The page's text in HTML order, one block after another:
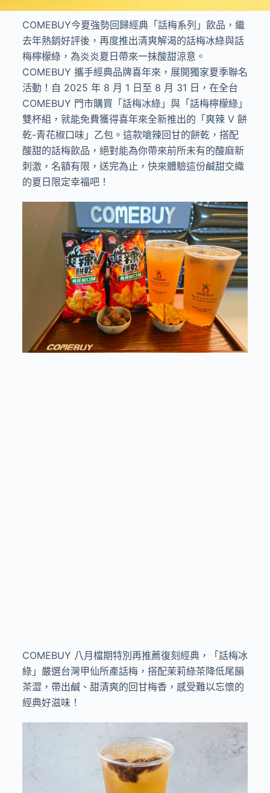
COMEBUY今夏強勢回歸經典「話梅系列」飲品，繼
去年熱銷好評後，再度推出清爽解渴的話梅冰綠與話
梅檸檬綠，為炎炎夏日帶來一抹酸甜涼意。
COMEBUY 攜手經典品牌喜年來，展開獨家夏季聯名
活動！自 2025 年 8 月 1 日至 8 月 31 日，在全台
COMEBUY 門市購買「話梅冰綠」與「話梅檸檬綠」
雙杯組，就能免費獲得喜年來全新推出的「爽辣 V 餅
乾-青花椒口味」乙包。這款嗆辣回甘的餅乾，搭配
酸甜的話梅飲品，絕對能為你帶來前所未有的酸麻新
刺激，名額有限，送完為止，快來體驗這份鹹甜交織
的夏日限定幸福吧！
COMEBUY 八月檔期特別再推薦復刻經典，「話梅冰
綠」嚴選台灣甲仙所產話梅，搭配茉莉綠茶降低尾韻
茶澀，帶出鹹、甜清爽的回甘梅香，感受難以忘懷的
經典好滋味！